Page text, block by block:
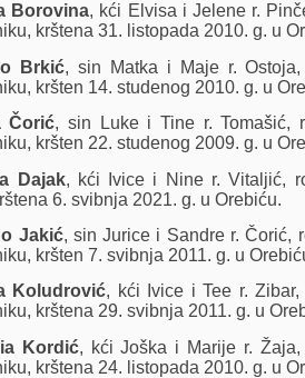
Borovina, kći Elvisa i Jelene r.
krštena 31. listopada 2010. g. u
Brkić, sin Matka i Maje r.
kršten 14. studenog 2010. g. u
Čorić, sin Luke i Tine r. Tomašić,
kršten 22. studenog 2009. g. u
Dajak, kći Ivice i Nine r. Vitaljić,
6. svibnja 2021. g. u Orebiću.
Jakić, sin Jurice i Sandre r. Čorić,
kršten 7. svibnja 2011. g. u
Koludrović, kći Ivice i Tee r.
krštena 29. svibnja 2011. g. u
Kordić, kći Joška i Marije r.
krštena 24. listopada 2010. g. u